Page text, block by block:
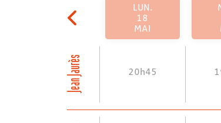
Jean Jaurès
LUN.
18
MAI
20h45